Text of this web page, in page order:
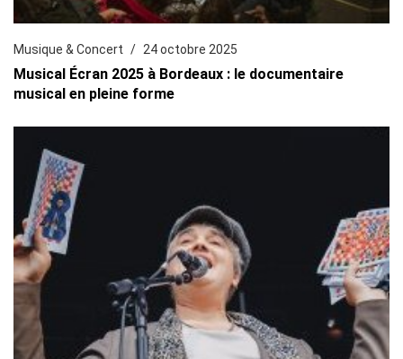
Musique & Concert 24 octobre 2025
Musical Écran 2025 à Bordeaux : le documentaire
musical en pleine forme